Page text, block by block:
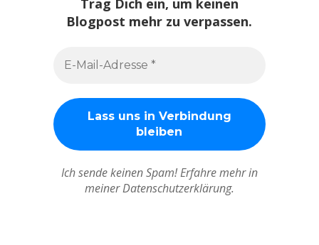
Trag Dich ein, um keinen
Blogpost mehr zu verpassen.
Ich sende keinen Spam! Erfahre mehr in
meiner Datenschutzerklärung.